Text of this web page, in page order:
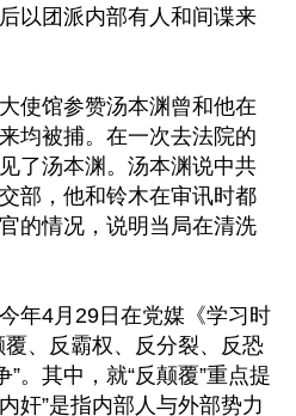
以团派内部有人和间谍来
使馆参赞汤本渊曾和他在
均被捕。在一次去法院的
了汤本渊。汤本渊说中共
部，他和铃木在审讯时都
的情况，说明当局在清洗
年4月29日在党媒《学习时
、反霸权、反分裂、反恐
”。其中，就“反颠覆”重点提
奸”是指内部人与外部势力